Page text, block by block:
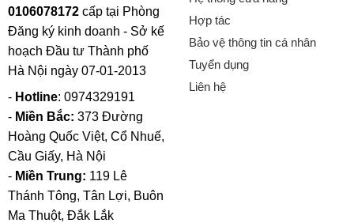
0106078172cấp tại Phòng
Đăng ký kinh doanh - Sở kế
hoạch Đầu tư Thành phố
Hà Nội ngày 07-01-2013
- Hotline: 0974329191
- Miền Bắc: 373 Đường
Hoàng Quốc Việt, Cổ Nhuế,
Cầu Giấy, Hà Nội
- Miền Trung: 119 Lê
Thánh Tông, Tân Lợi, Buôn
Ma Thuột, Đắk Lắk
Hợp tác
Bảo vệ thông tin cá nhân
Tuyển dụng
Liên hệ